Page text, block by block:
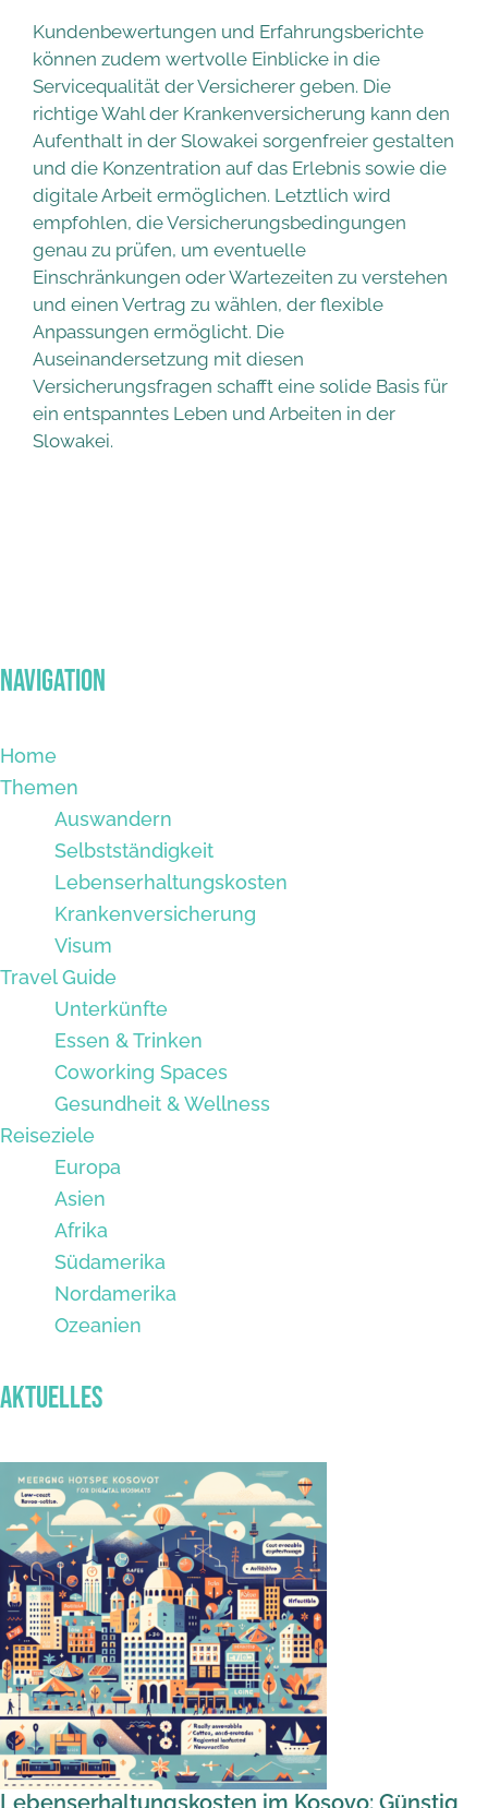
Kundenbewertungen und Erfahrungsberichte
können zudem wertvolle Einblicke in die
Servicequalität der Versicherer geben. Die
richtige Wahl der Krankenversicherung kann den
Aufenthalt in der Slowakei sorgenfreier gestalten
und die Konzentration auf das Erlebnis sowie die
digitale Arbeit ermöglichen. Letztlich wird
empfohlen, die Versicherungsbedingungen
genau zu prüfen, um eventuelle
Einschränkungen oder Wartezeiten zu verstehen
und einen Vertrag zu wählen, der flexible
Anpassungen ermöglicht. Die
Auseinandersetzung mit diesen
Versicherungsfragen schafft eine solide Basis für
ein entspanntes Leben und Arbeiten in der
Slowakei.
Navigation
Home
Themen
Auswandern
Selbstständigkeit
Lebenserhaltungskosten
Krankenversicherung
Visum
Travel Guide
Unterkünfte
Essen & Trinken
Coworking Spaces
Gesundheit & Wellness
Reiseziele
Europa
Asien
Afrika
Südamerika
Nordamerika
Ozeanien
Aktuelles
Lebenserhaltungskosten im Kosovo: Günstig